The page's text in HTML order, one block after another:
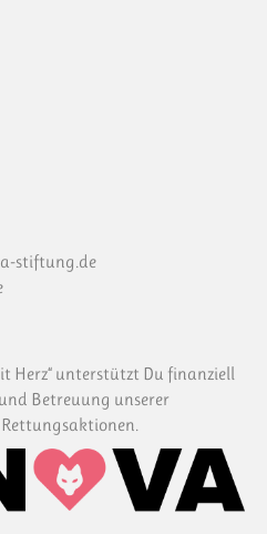
stiftung.de
Herz“ unterstützt Du finanziell
Betreuung unserer